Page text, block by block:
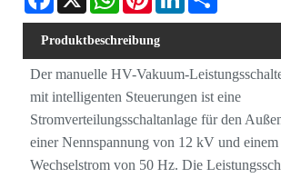
Produktbeschreibung
Der manuelle HV-Vakuum-
mit intelligenten Steuerungen ist eine
Stromverteilungsschaltanlage für den
einer Nennspannung von 12 kV und einem
Wechselstrom von 50 Hz. Die